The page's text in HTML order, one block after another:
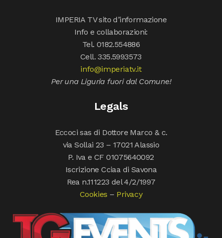
IMPERIA TV sito d’informazione
Info e collaborazioni:
Tel. 0182.554886
Cell. 335.5993573
info@imperiatv.it
Per una Liguria fuori dal Comune!
Legals
Eccoci sas di Dottore Marco & c.
via Sollai 23 – 17021 Alassio
P. Iva e CF 01075640092
Iscrizione Cciaa di Savona
Rea n.111223 del 4/2/1997
Cookies – Privacy